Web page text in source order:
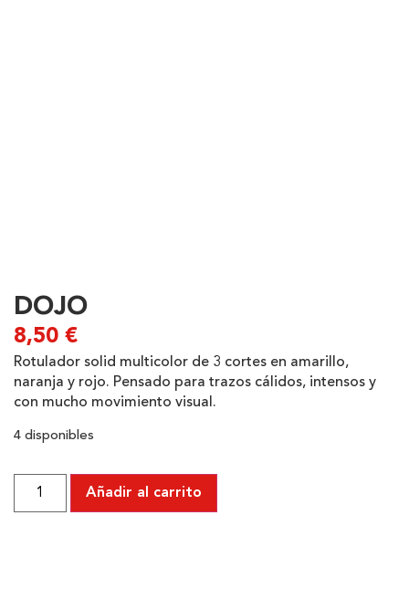
DOJO
8,50 €
Rotulador solid multicolor de 3 cortes en amarillo,
naranja y rojo. Pensado para trazos cálidos, intensos y
con mucho movimiento visual.
4 disponibles
Añadir al carrito